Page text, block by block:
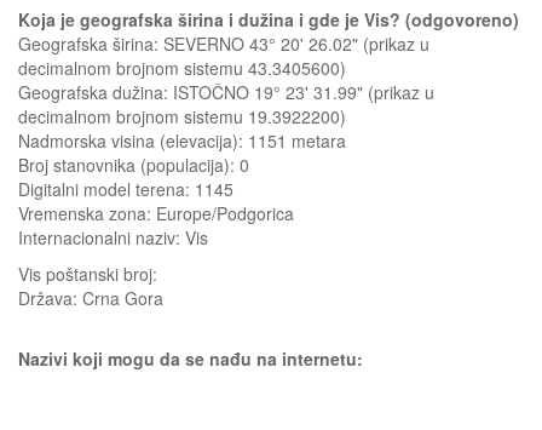
Koja je geografska širina i dužina i gde je Vis? (odgovoreno)
Geografska širina: SEVERNO 43° 20' 26.02" (prikaz u
decimalnom brojnom sistemu 43.3405600)
Geografska dužina: ISTOČNO 19° 23' 31.99" (prikaz u
decimalnom brojnom sistemu 19.3922200)
Nadmorska visina (elevacija): 1151 metara
Broj stanovnika (populacija): 0
Digitalni model terena: 1145
Vremenska zona: Europe/Podgorica
Internacionalni naziv: Vis
Vis poštanski broj:
Država: Crna Gora
Nazivi koji mogu da se nađu na internetu: